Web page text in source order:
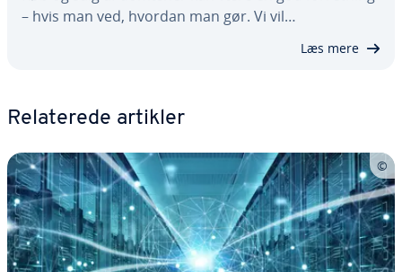
– hvis man ved, hvordan man gør. Vi vil…
Læs mere
Re­la­te­re­de artikler